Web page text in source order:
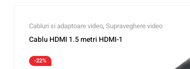
Cabluri si adaptoare video, Supraveghere video
Cablu HDMI 1.5 metri HDMI-1
-22%